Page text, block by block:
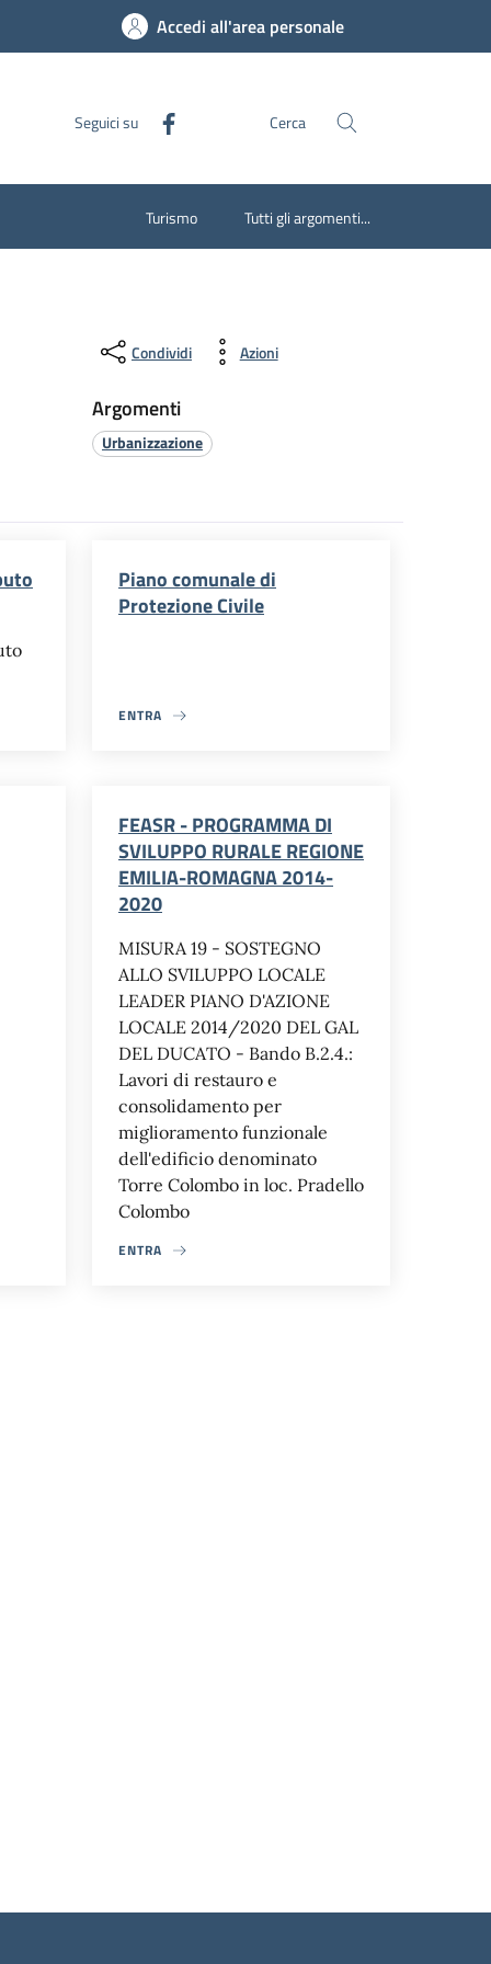
Accedi all'area personale
Seguici su Cerca
Turismo Tutti gli argomenti...
Condividi Azioni
Argomenti
Urbanizzazione
Piano comunale di
Protezione Civile
ENTRA
FEASR - PROGRAMMA DI
SVILUPPO RURALE REGIONE
EMILIA-ROMAGNA 2014-
2020
MISURA 19 - SOSTEGNO
ALLO SVILUPPO LOCALE
LEADER PIANO D'AZIONE
LOCALE 2014/2020 DEL GAL
DEL DUCATO - Bando B.2.4.:
Lavori di restauro e
consolidamento per
miglioramento funzionale
dell'edificio denominato
Torre Colombo in loc. Pradello
Colombo
ENTRA